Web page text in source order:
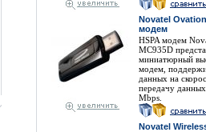
Novatel
модем
HSPA модем
MC935D
миниатюрный
модем,
данных на
передачу
Mbps.
Novatel